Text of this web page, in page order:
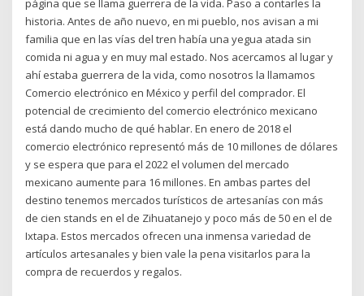
página que se llama guerrera de la vida. Paso a contarles la
historia. Antes de año nuevo, en mi pueblo, nos avisan a mi
familia que en las vías del tren había una yegua atada sin
comida ni agua y en muy mal estado. Nos acercamos al lugar y
ahí estaba guerrera de la vida, como nosotros la llamamos
Comercio electrónico en México y perfil del comprador. El
potencial de crecimiento del comercio electrónico mexicano
está dando mucho de qué hablar. En enero de 2018 el
comercio electrónico representó más de 10 millones de dólares
y se espera que para el 2022 el volumen del mercado
mexicano aumente para 16 millones. En ambas partes del
destino tenemos mercados turísticos de artesanías con más
de cien stands en el de Zihuatanejo y poco más de 50 en el de
Ixtapa. Estos mercados ofrecen una inmensa variedad de
artículos artesanales y bien vale la pena visitarlos para la
compra de recuerdos y regalos.